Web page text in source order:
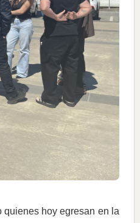
quienes hoy egresan en la